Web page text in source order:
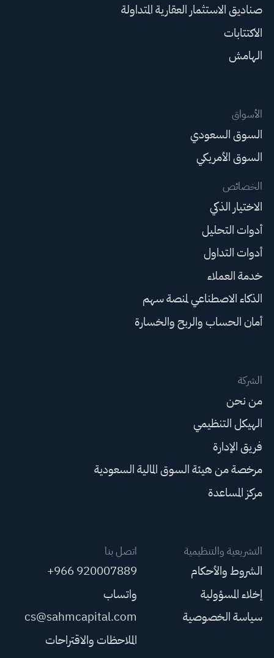
صناديق الاستثمار العقارية المتداولة
الاكتتابات
الهامش
الأسواق
السوق السعودي
السوق الأمريكي
الخصائص
الاختيار الذكي
أدوات التحليل
أدوات التداول
خدمة العملاء
الذكاء الاصطناعي لمنصة سهم
أمان الحساب والربح والخسارة
الشركة
من نحن
الهيكل التنظيمي
فريق الإدارة
مرخصة من هيئة السوق المالية السعودية
مركز المساعدة
التشريعية والتنظيمية
الشروط والأحكام
إخلاء المسؤولية
سياسة الخصوصية
اتصل بنا
+966 920007889
واتساب
cs@sahmcapital.com
الملاحظات والاقتراحات